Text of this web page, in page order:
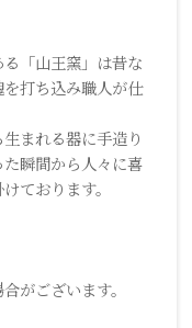
「山王窯」は昔な
打ち込み職人が仕
まれる器に手造り
瞬間から人々に喜
ております。
がございます。